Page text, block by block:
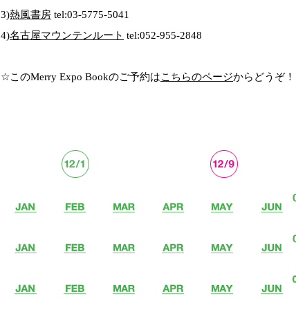
3)熱風書房 tel:03-5775-5041
4)名古屋マウンテンルート tel:052-955-2848
☆このMerry Expo Bookのご予約はこちらのページからどうぞ！